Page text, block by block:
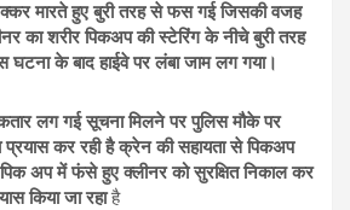
मारते हुए बुरी तरह से फस गई जिसकी वजह
का शरीर पिकअप की स्टेरिंग के नीचे बुरी तरह
घटना के बाद हाईवे पर लंबा जाम लग गया।
कतार लग गई सूचना मिलने पर पुलिस मौके पर
कर रही है क्रेन की सहायता से पिकअप
अप में फंसे हुए क्लीनर को सुरक्षित निकाल कर
किया जा रहाहै